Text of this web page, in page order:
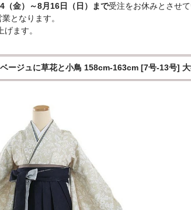
（金）～8月16日（日）まで受注をお休みとさせて
となります。
ます。
ージュに草花と小鳥 158cm-163cm [7号-13号]